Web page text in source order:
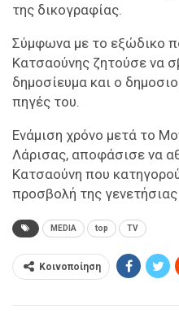
της δικογραφίας.
Σύμφωνα με το εξώδικο
Κατσαούνης ζητούσε να
δημοσίευμα και ο
πηγές του.
Ενάμιση χρόνο μετά το
Λάρισας, αποφάσισε να
Κατσαούνη που
προσβολή της
MEDIA top TV
Κοινοποίηση